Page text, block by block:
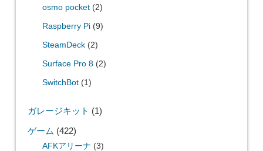
osmo pocket(2)
Raspberry Pi(9)
SteamDeck(2)
Surface Pro 8(2)
SwitchBot(1)
ガレージキット (1)
ゲーム (422)
AFKアリーナ (3)